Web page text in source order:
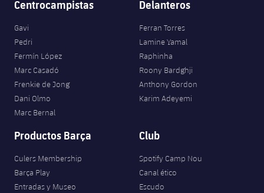
Jugadores
Historia
Palmarés
Clasificaciones
Juvenil
Alevín
Actualidad
Masculino
Femenino
Agenda
Baloncesto en silla de ruedas
plusicon
más
Actualidad
Jugadores
Calendario
Resultados
Hockey sobre hielo
plusicon
más
Actualidad
Calendario
Hockey hierba
Hockey Hierba Masculino
plusicon
más
Actualidad
Escuela de Patinaje
Centrocampistas
Gavi
Pedri
Fermín López
Marc Casadó
Frenkie de Jong
Dani Olmo
Marc Bernal
Delanteros
Ferran Torres
Lamine Yamal
Raphinha
Roony Bardghji
Anthony Gordon
Karim Adeyemi
Productos Barça
Culers Membership
Barça Play
Entradas y Museo
Club
Spotify Camp Nou
Canal ético
Escudo